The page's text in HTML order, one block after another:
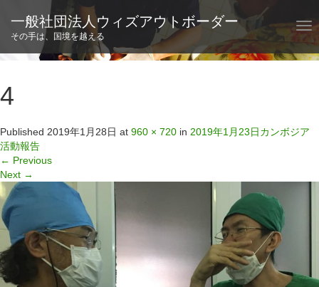
T
o
g
a
a
一般社団法人ウィズアウトボーダー
その手は、国境を越える
4
Published 2019年1月28日 at 960 × 720 in 2019年1月23日カンボジア
活動報告
← Previous
Next →